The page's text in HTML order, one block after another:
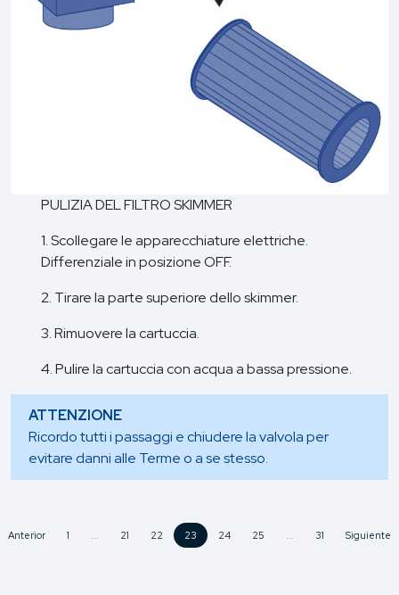
PULIZIA DEL FILTRO SKIMMER
1. Scollegare le apparecchiature elettriche.
Differenziale in posizione OFF.
2. Tirare la parte superiore dello skimmer.
3. Rimuovere la cartuccia.
4. Pulire la cartuccia con acqua a bassa pressione.
ATTENZIONE
Ricordo tutti i passaggi e chiudere la valvola per
evitare danni alle Terme o a se stesso.
Anterior 1 ... 21 22 23 24 25 ... 31 Siguiente